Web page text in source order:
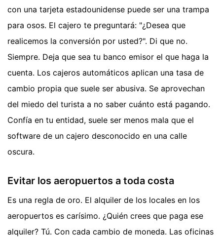
con una tarjeta estadounidense puede ser una trampa
para osos. El cajero te preguntará: "¿Desea que
realicemos la conversión por usted?". Di que no.
Siempre. Deja que sea tu banco emisor el que haga la
cuenta. Los cajeros automáticos aplican una tasa de
cambio propia que suele ser abusiva. Se aprovechan
del miedo del turista a no saber cuánto está pagando.
Confía en tu entidad, suele ser menos mala que el
software de un cajero desconocido en una calle
oscura.
Evitar los aeropuertos a toda costa
Es una regla de oro. El alquiler de los locales en los
aeropuertos es carísimo. ¿Quién crees que paga ese
alquiler? Tú. Con cada cambio de moneda. Las oficinas